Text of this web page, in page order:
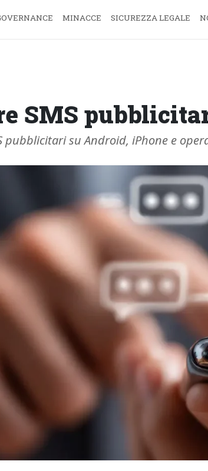
MINACCE SICUREZZA LEGALE
SMS
pubblicitari su Android, iPhone e